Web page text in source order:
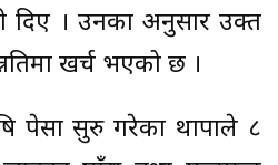
दिए । उनका अनुसार उक्त
खर्च भएको छ ।
पेसा सुरु गरेका थापाले ८